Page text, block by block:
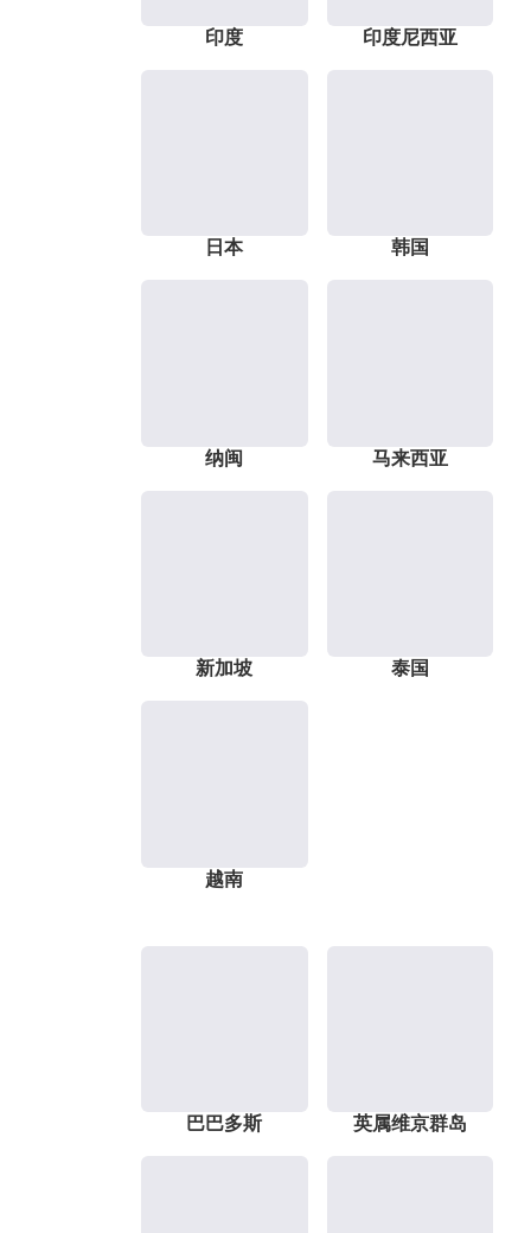
印度 印度尼西亚
日本 韩国
纳闽 马来西亚
新加坡 泰国
越南
巴巴多斯 英属维京群岛